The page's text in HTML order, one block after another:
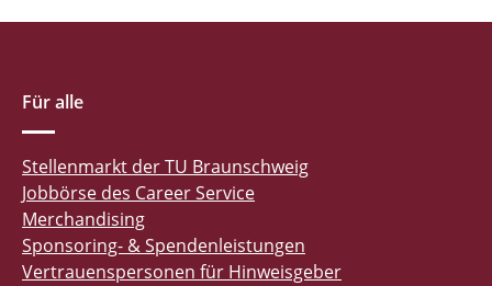
Für alle
Stellenmarkt der TU Braunschweig
Jobbörse des Career Service
Merchandising
Sponsoring- & Spendenleistungen
Vertrauenspersonen für Hinweisgeber